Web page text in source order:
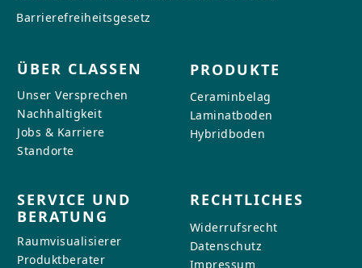
Barrierefreiheitsgesetz
ÜBER CLASSEN
Unser Versprechen
Nachhaltigkeit
Jobs & Karriere
Standorte
PRODUKTE
Ceraminbelag
Laminatboden
Hybridboden
SERVICE UND
BERATUNG
Raumvisualisierer
Produktberater
RECHTLICHES
Widerrufsrecht
Datenschutz
Impressum